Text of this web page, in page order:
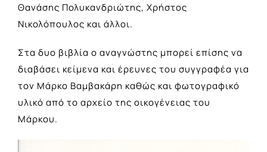
Θανάσης Πολυκανδριώτης, Χρήστος
Νικολόπουλος και άλλοι.
Στα δυο βιβλία ο αναγνώστης μπορεί επίσης να
διαβάσει κείμενα και έρευνες του συγγραφέα για
τον Μάρκο Βαμβακάρη καθώς και φωτογραφικό
υλικό από το αρχείο της οικογένειας του
Μάρκου.